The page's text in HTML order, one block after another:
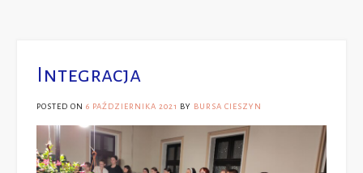
Integracja
POSTED ON 6 PAŹDZIERNIKA 2021 BY BURSA CIESZYN